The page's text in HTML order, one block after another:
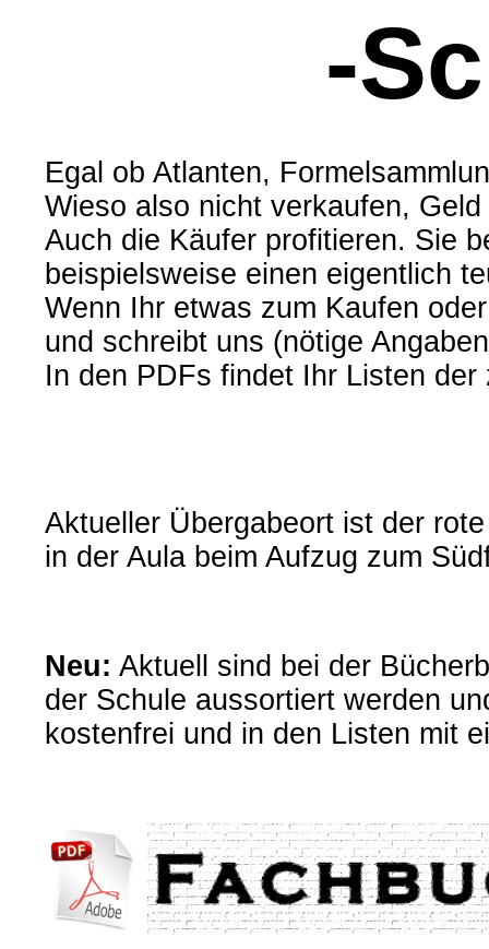
-
Egal ob Atlanten,
Wieso also nicht verkaufen,
Auch die Käufer profitieren. Sie
beispielsweise einen eigentlich
Wenn Ihr etwas zum Kaufen
und schreibt uns (nötige
In den PDFs findet Ihr Listen
Aktueller Übergabeort ist der
in der Aula beim Aufzug zum
Neu: Aktuell sind bei der
der Schule aussortiert werden
kostenfrei und in den Listen mit